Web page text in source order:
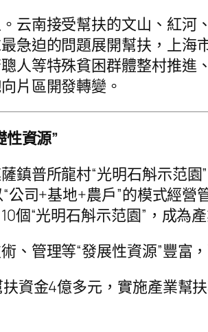
云南接受幫扶的文山、紅
急迫的問題展開幫扶，上
人等特殊貧困群體整村推
片區開發轉變。
性資源”
鎮普所龍村“光明石斛示范
公司+基地+農戶”的模式經
個“光明石斛示范園”，成為
、管理等“發展性資源”豐富
資金4億多元，實施產業幫